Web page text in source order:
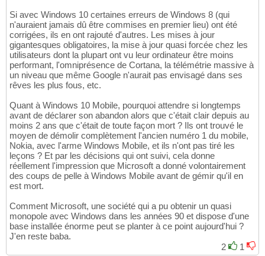
Si avec Windows 10 certaines erreurs de Windows 8 (qui
n'auraient jamais dû être commises en premier lieu) ont été
corrigées, ils en ont rajouté d'autres. Les mises à jour
gigantesques obligatoires, la mise à jour quasi forcée chez les
utilisateurs dont la plupart ont vu leur ordinateur être moins
performant, l'omniprésence de Cortana, la télémétrie massive à
un niveau que même Google n'aurait pas envisagé dans ses
rêves les plus fous, etc.
Quant à Windows 10 Mobile, pourquoi attendre si longtemps
avant de déclarer son abandon alors que c'était clair depuis au
moins 2 ans que c'était de toute façon mort ? Ils ont trouvé le
moyen de démolir complètement l'ancien numéro 1 du mobile,
Nokia, avec l'arme Windows Mobile, et ils n'ont pas tiré les
leçons ? Et par les décisions qui ont suivi, cela donne
réellement l'impression que Microsoft a donné volontairement
des coups de pelle à Windows Mobile avant de gémir qu'il en
est mort.
Comment Microsoft, une société qui a pu obtenir un quasi
monopole avec Windows dans les années 90 et dispose d'une
base installée énorme peut se planter à ce point aujourd'hui ?
J'en reste baba.
2
1